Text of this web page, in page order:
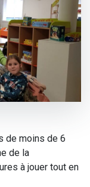
de moins de 6
de la
à jouer tout en